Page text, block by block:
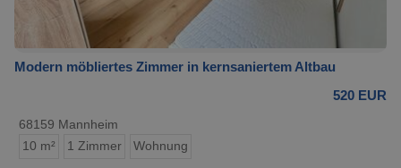
Modern möbliertes Zimmer in kernsaniertem Altbau
520 EUR
68159 Mannheim
10 m²
1 Zimmer Wohnung